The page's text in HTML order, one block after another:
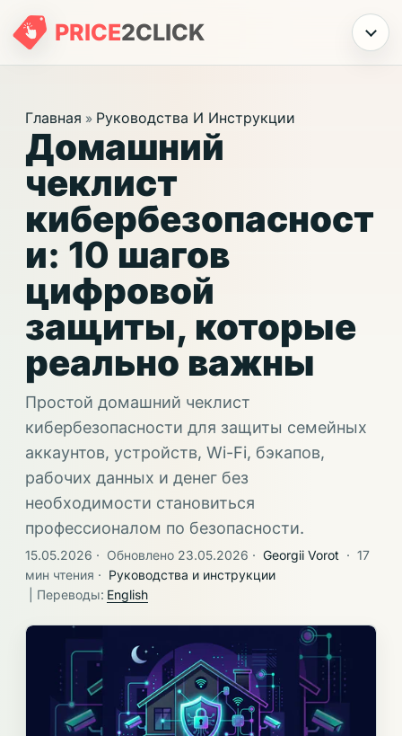
PRICE2CLICK Меню
Главная » Руководства И Инструкции
Домашний
чеклист
кибербезопасност
и: 10 шагов
цифровой
защиты, которые
реально важны
Простой домашний чеклист
кибербезопасности для защиты семейных
аккаунтов, устройств, Wi-Fi, бэкапов,
рабочих данных и денег без
необходимости становиться
профессионалом по безопасности.
15.05.2026 · Обновлено 23.05.2026 · Georgii Vorot · 17
мин чтения · Руководства и инструкции
| Переводы: English